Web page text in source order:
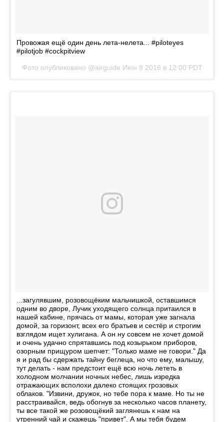
Провожая ещё один день лета-нелета... #piloteyes
#pilotjob #cockpitview
Фото опубликовано @airguide Июн 8 2016 в 12:00 PDT
...загулявшим, розовощёким мальчишкой, оставшимся
одним во дворе, Лучик уходящего солнца притаился в
нашей кабине, прячась от мамы, которая уже загнала
домой, за горизонт, всех его братьев и сестёр и строгим
взглядом ищет хулигана. А он ну совсем не хочет домой
и очень удачно спрятавшись под козырьком приборов,
озорным прищуром шепчет: "Только маме не говори." Да
я и рад бы сдержать тайну беглеца, но что ему, малышу,
тут делать - нам предстоит ещё всю ночь лететь в
холодном молчании ночных небес, лишь изредка
отражающих всполохи далеко стоящих грозовых
облаков. "Извини, дружок, но тебе пора к маме. Но ты не
расстраивайся, ведь обогнув за несколько часов планету,
ты все такой же розовощёкий заглянешь к нам на
утренний чай и скажешь "привет". А мы тебя будем